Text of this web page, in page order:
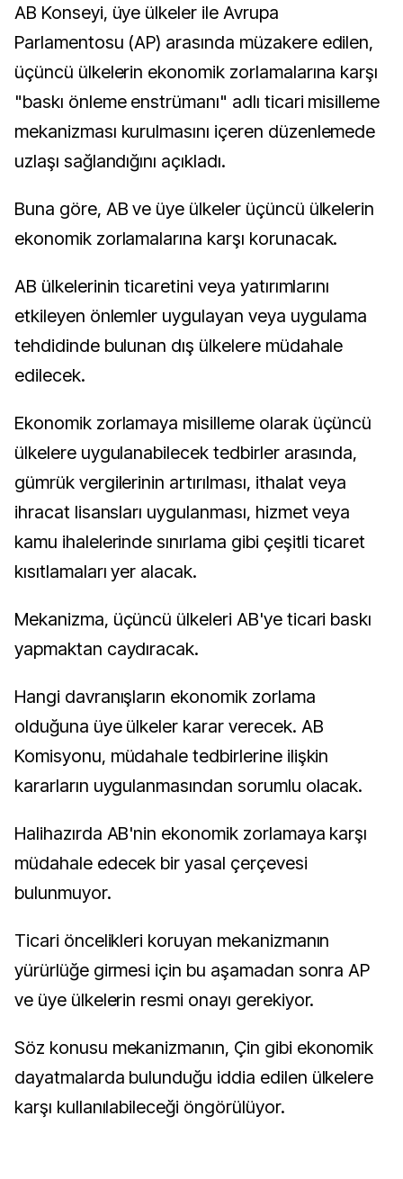
AB Konseyi, üye ülkeler ile Avrupa
Parlamentosu (AP) arasında müzakere edilen,
üçüncü ülkelerin ekonomik zorlamalarına karşı
"baskı önleme enstrümanı" adlı ticari misilleme
mekanizması kurulmasını içeren düzenlemede
uzlaşı sağlandığını açıkladı.
Buna göre, AB ve üye ülkeler üçüncü ülkelerin
ekonomik zorlamalarına karşı korunacak.
AB ülkelerinin ticaretini veya yatırımlarını
etkileyen önlemler uygulayan veya uygulama
tehdidinde bulunan dış ülkelere müdahale
edilecek.
Ekonomik zorlamaya misilleme olarak üçüncü
ülkelere uygulanabilecek tedbirler arasında,
gümrük vergilerinin artırılması, ithalat veya
ihracat lisansları uygulanması, hizmet veya
kamu ihalelerinde sınırlama gibi çeşitli ticaret
kısıtlamaları yer alacak.
Mekanizma, üçüncü ülkeleri AB'ye ticari baskı
yapmaktan caydıracak.
Hangi davranışların ekonomik zorlama
olduğuna üye ülkeler karar verecek. AB
Komisyonu, müdahale tedbirlerine ilişkin
kararların uygulanmasından sorumlu olacak.
Halihazırda AB'nin ekonomik zorlamaya karşı
müdahale edecek bir yasal çerçevesi
bulunmuyor.
Ticari öncelikleri koruyan mekanizmanın
yürürlüğe girmesi için bu aşamadan sonra AP
ve üye ülkelerin resmi onayı gerekiyor.
Söz konusu mekanizmanın, Çin gibi ekonomik
dayatmalarda bulunduğu iddia edilen ülkelere
karşı kullanılabileceği öngörülüyor.